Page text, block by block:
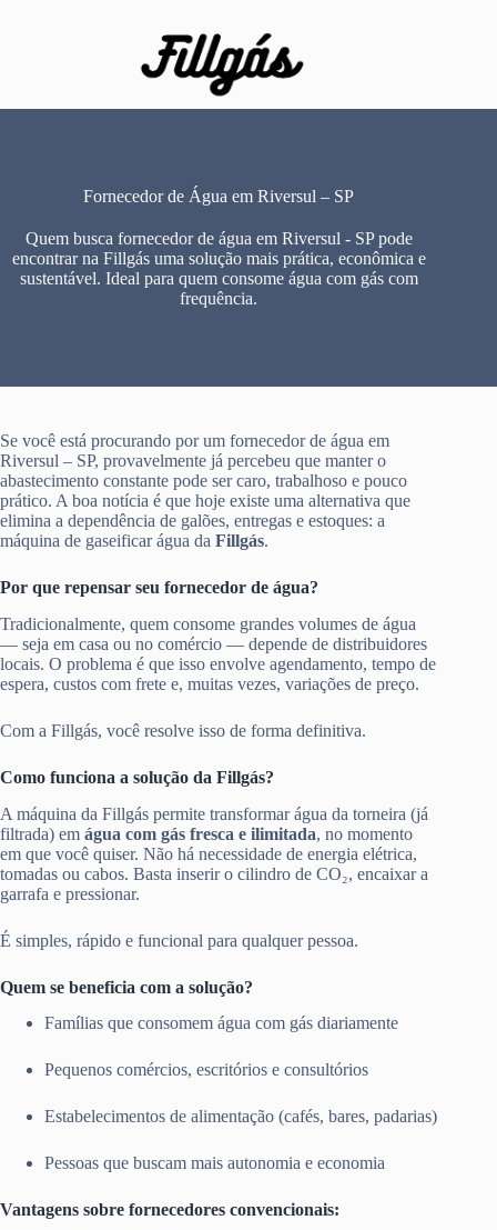
Fornecedor de Água em Riversul – SP
Quem busca fornecedor de água em Riversul - SP pode
encontrar na Fillgás uma solução mais prática, econômica e
sustentável. Ideal para quem consome água com gás com
frequência.
Se você está procurando por um fornecedor de água em
Riversul – SP, provavelmente já percebeu que manter o
abastecimento constante pode ser caro, trabalhoso e pouco
prático. A boa notícia é que hoje existe uma alternativa que
elimina a dependência de galões, entregas e estoques: a
máquina de gaseificar água da Fillgás.
Por que repensar seu fornecedor de água?
Tradicionalmente, quem consome grandes volumes de água
— seja em casa ou no comércio — depende de distribuidores
locais. O problema é que isso envolve agendamento, tempo de
espera, custos com frete e, muitas vezes, variações de preço.
Com a Fillgás, você resolve isso de forma definitiva.
Como funciona a solução da Fillgás?
A máquina da Fillgás permite transformar água da torneira (já
filtrada) em água com gás fresca e ilimitada, no momento
em que você quiser. Não há necessidade de energia elétrica,
tomadas ou cabos. Basta inserir o cilindro de CO₂, encaixar a
garrafa e pressionar.
É simples, rápido e funcional para qualquer pessoa.
Quem se beneficia com a solução?
Famílias que consomem água com gás diariamente
Pequenos comércios, escritórios e consultórios
Estabelecimentos de alimentação (cafés, bares, padarias)
Pessoas que buscam mais autonomia e economia
Vantagens sobre fornecedores convencionais: